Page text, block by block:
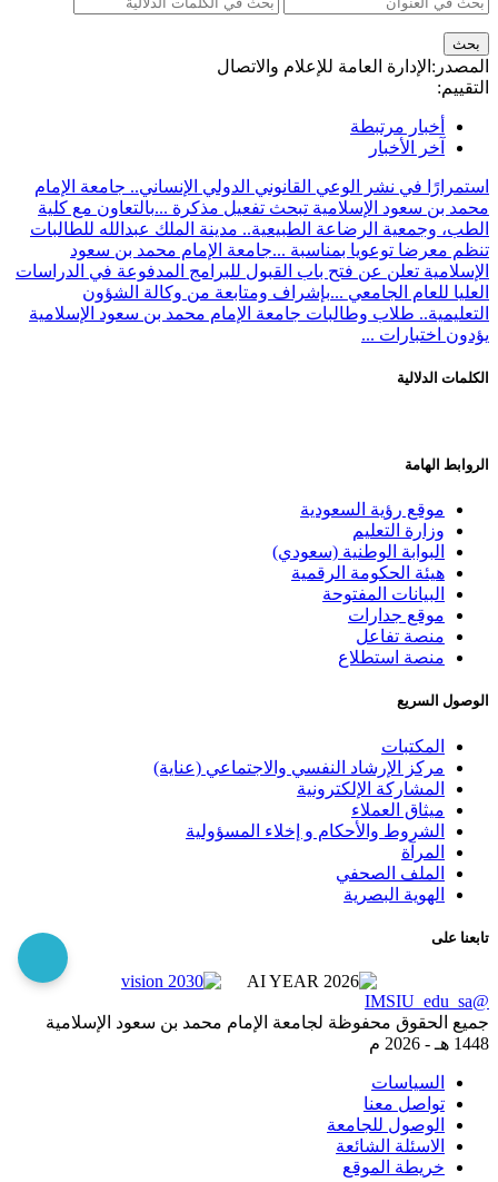
المصدر: الإدارة العامة للإعلام والاتصال
التقييم:
أخبار مرتبطة
آخر الأخبار
استمرارًا في نشر الوعي القانوني الدولي الإنساني.. جامعة الإمام
محمد بن سعود الإسلامية تبحث تفعيل مذكرة ...بالتعاون مع كلية
الطب، وجمعية الرضاعة الطبيعية.. مدينة الملك عبدالله للطالبات
تنظم معرضا توعويا بمناسبة ...جامعة الإمام محمد بن سعود
الإسلامية تعلن عن فتح باب القبول للبرامج المدفوعة في الدراسات
العليا للعام الجامعي ...بإشراف ومتابعة من وكالة الشؤون
التعليمية.. طلاب وطالبات جامعة الإمام محمد بن سعود الإسلامية
يؤدون اختبارات ...
الكلمات الدلالية
الروابط الهامة
موقع رؤية السعودية
وزارة التعليم
البوابة الوطنية (سعودي)
هيئة الحكومة الرقمية
البيانات المفتوحة
موقع جدارات
منصة تفاعل
منصة استطلاع
الوصول السريع
المكتبات
مركز الإرشاد النفسي والاجتماعي (عناية)
المشاركة الإلكترونية
ميثاق العملاء
الشروط والأحكام و إخلاء المسؤولية
المرآة
الملف الصحفي
الهوية البصرية
تابعنا على
@IMSIU_edu_sa
جميع الحقوق محفوظة لجامعة الإمام محمد بن سعود الإسلامية
1448 هـ -
2026 م
السياسات
تواصل معنا
الوصول للجامعة
الاسئلة الشائعة
خريطة الموقع